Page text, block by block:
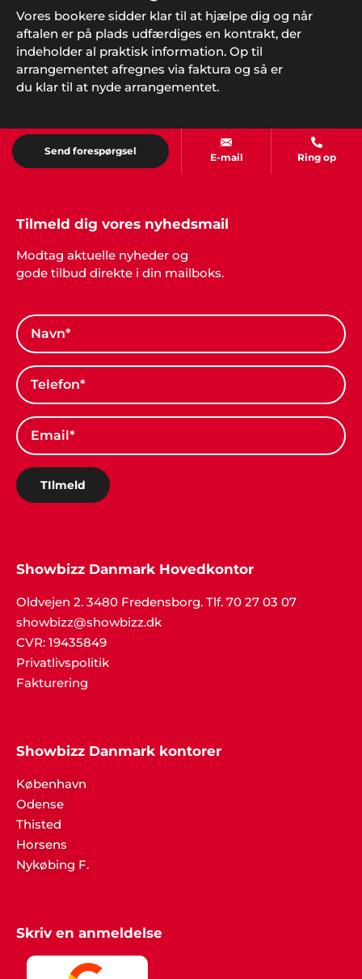
Mette og Pia
Hej Showbizz. Vi er mega glade for vi endelig må
holde fredagsbar igen og tusind tak for jeres ideer
til underholdning. Det gør det hele meget
Vores bookere sidder klar til at hjælpe dig og når
aftalen er på plads udfærdiges en kontrakt, der
indeholder al praktisk information. Op til
arrangementet afregnes via faktura og så er
du klar til at nyde arrangementet.
Send forespørgsel
E-mail Ring op
Tilmeld dig vores nyhedsmail
Modtag aktuelle nyheder og
gode tilbud direkte i din mailboks.
TIlmeld
Showbizz Danmark Hovedkontor
Oldvejen 2. 3480 Fredensborg. Tlf. 70 27 03 07
showbizz@showbizz.dk
CVR: 19435849
Privatlivspolitik
Fakturering
Showbizz Danmark kontorer
København
Odense
Thisted
Horsens
Nykøbing F.
Skriv en anmeldelse